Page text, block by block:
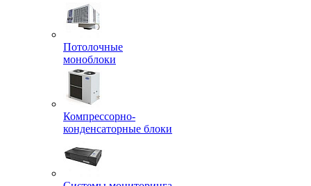
Потолочные
моноблоки
Компрессорно-
конденсаторные блоки